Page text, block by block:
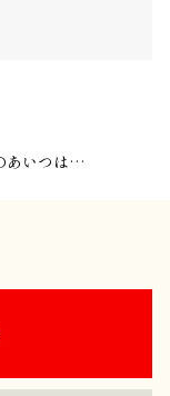
なぜ結構好きだった3年目のあいつは、会社を辞めていったのか？